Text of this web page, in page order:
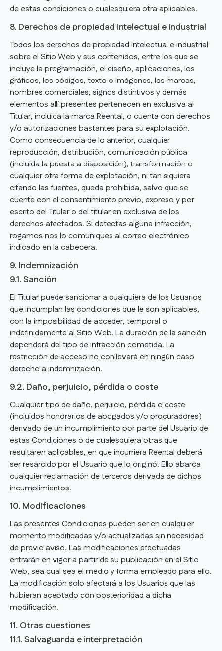
de estas condiciones o cualesquiera otra aplicables.
8. Derechos de propiedad intelectual e industrial
Todos los derechos de propiedad intelectual e industrial
sobre el Sitio Web y sus contenidos, entre los que se
incluye la programación, el diseño, aplicaciones, los
gráficos, los códigos, texto o imágenes, las marcas,
nombres comerciales, signos distintivos y demás
elementos allí presentes pertenecen en exclusiva al
Titular, incluida la marca Reental, o cuenta con derechos
y/o autorizaciones bastantes para su explotación.
Como consecuencia de lo anterior, cualquier
reproducción, distribución, comunicación pública
(incluida la puesta a disposición), transformación o
cualquier otra forma de explotación, ni tan siquiera
citando las fuentes, queda prohibida, salvo que se
cuente con el consentimiento previo, expreso y por
escrito del Titular o del titular en exclusiva de los
derechos afectados. Si detectas alguna infracción,
rogamos nos lo comuniques al correo electrónico
indicado en la cabecera.
9. Indemnización
9.1. Sanción
El Titular puede sancionar a cualquiera de los Usuarios
que incumplan las condiciones que le son aplicables,
con la imposibilidad de acceder, temporal o
indefinidamente al Sitio Web. La duración de la sanción
dependerá del tipo de infracción cometida. La
restricción de acceso no conllevará en ningún caso
derecho a indemnización.
9.2. Daño, perjuicio, pérdida o coste
Cualquier tipo de daño, perjuicio, pérdida o coste
(incluidos honorarios de abogados y/o procuradores)
derivado de un incumplimiento por parte del Usuario de
estas Condiciones o de cualesquiera otras que
resultaren aplicables, en que incurriera Reental deberá
ser resarcido por el Usuario que lo originó. Ello abarca
cualquier reclamación de terceros derivada de dichos
incumplimientos.
10. Modificaciones
Las presentes Condiciones pueden ser en cualquier
momento modificadas y/o actualizadas sin necesidad
de previo aviso. Las modificaciones efectuadas
entrarán en vigor a partir de su publicación en el Sitio
Web, sea cual sea el medio y forma empleado para ello.
La modificación solo afectará a los Usuarios que las
hubieran aceptado con posterioridad a dicha
modificación.
11. Otras cuestiones
11.1. Salvaguarda e interpretación